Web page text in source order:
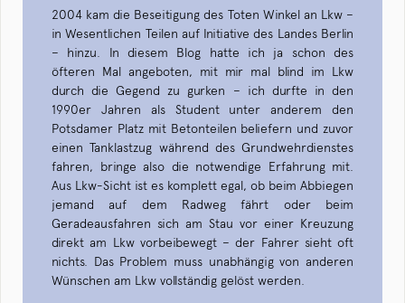
2004 kam die Beseitigung des Toten Winkel an Lkw –
in Wesentlichen Teilen auf Initiative des Landes Berlin
– hinzu. In diesem Blog hatte ich ja schon des
öfteren Mal angeboten, mit mir mal blind im Lkw
durch die Gegend zu gurken – ich durfte in den
1990er Jahren als Student unter anderem den
Potsdamer Platz mit Betonteilen beliefern und zuvor
einen Tanklastzug während des Grundwehrdienstes
fahren, bringe also die notwendige Erfahrung mit.
Aus Lkw-Sicht ist es komplett egal, ob beim Abbiegen
jemand auf dem Radweg fährt oder beim
Geradeausfahren sich am Stau vor einer Kreuzung
direkt am Lkw vorbeibewegt – der Fahrer sieht oft
nichts. Das Problem muss unabhängig von anderen
Wünschen am Lkw vollständig gelöst werden.